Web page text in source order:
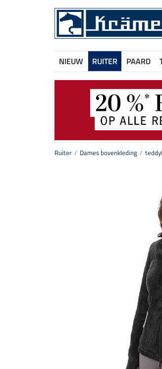
NIEUW RUITER PAARD
Ruiter Dames bovenkleding